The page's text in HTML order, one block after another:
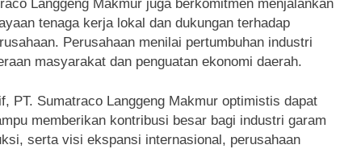
Langgeng Makmur juga berkomitmen menjalankan
tenaga kerja lokal dan dukungan terhadap
Perusahaan menilai pertumbuhan industri
masyarakat dan penguatan ekonomi daerah.
PT. Sumatraco Langgeng Makmur optimistis dapat
memberikan kontribusi besar bagi industri garam
serta visi ekspansi internasional, perusahaan